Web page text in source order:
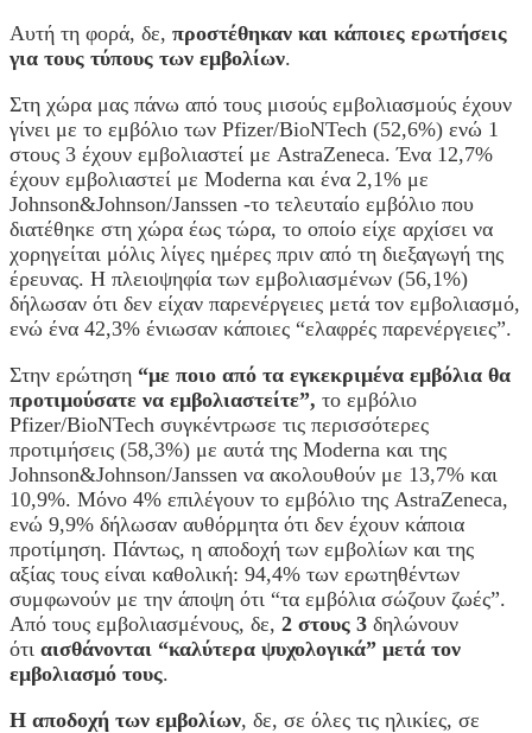
Αυτή τη φορά, δε, προστέθηκαν και κάποιες ερωτήσεις
για τους τύπους των εμβολίων.
Στη χώρα μας πάνω από τους μισούς εμβολιασμούς έχουν
γίνει με το εμβόλιο των Pfizer/BioNTech (52,6%) ενώ 1
στους 3 έχουν εμβολιαστεί με AstraZeneca. Ένα 12,7%
έχουν εμβολιαστεί με Moderna και ένα 2,1% με
Johnson&Johnson/Janssen -το τελευταίο εμβόλιο που
διατέθηκε στη χώρα έως τώρα, το οποίο είχε αρχίσει να
χορηγείται μόλις λίγες ημέρες πριν από τη διεξαγωγή της
έρευνας. Η πλειοψηφία των εμβολιασμένων (56,1%)
δήλωσαν ότι δεν είχαν παρενέργειες μετά τον εμβολιασμό,
ενώ ένα 42,3% ένιωσαν κάποιες “ελαφρές παρενέργειες”.
Στην ερώτηση “με ποιο από τα εγκεκριμένα εμβόλια θα
προτιμούσατε να εμβολιαστείτε”, το εμβόλιο
Pfizer/BioNTech συγκέντρωσε τις περισσότερες
προτιμήσεις (58,3%) με αυτά της Moderna και της
Johnson&Johnson/Janssen να ακολουθούν με 13,7% και
10,9%. Μόνο 4% επιλέγουν το εμβόλιο της AstraZeneca,
ενώ 9,9% δήλωσαν αυθόρμητα ότι δεν έχουν κάποια
προτίμηση. Πάντως, η αποδοχή των εμβολίων και της
αξίας τους είναι καθολική: 94,4% των ερωτηθέντων
συμφωνούν με την άποψη ότι “τα εμβόλια σώζουν ζωές”.
Από τους εμβολιασμένους, δε, 2 στους 3 δηλώνουν
ότι αισθάνονται “καλύτερα ψυχολογικά” μετά τον
εμβολιασμό τους.
Η αποδοχή των εμβολίων, δε, σε όλες τις ηλικίες, σε